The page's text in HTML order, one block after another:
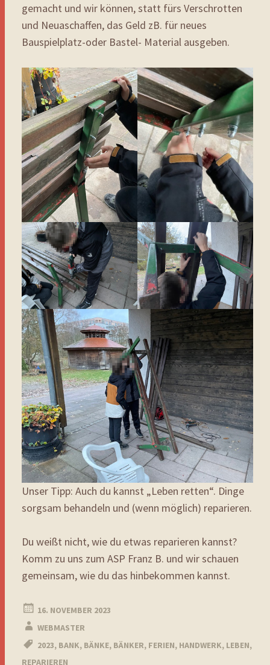
gemacht und wir können, statt fürs Verschrotten
und Neuaschaffen, das Geld zB. für neues
Bauspielplatz-oder Bastel- Material ausgeben.
Unser Tipp: Auch du kannst „Leben retten“. Dinge
sorgsam behandeln und (wenn möglich) reparieren.
Du weißt nicht, wie du etwas reparieren kannst?
Komm zu uns zum ASP Franz B. und wir schauen
gemeinsam, wie du das hinbekommen kannst.
16. NOVEMBER 2023
WEBMASTER
2023, BANK, BÄNKE, BÄNKER, FERIEN, HANDWERK, LEBEN,
REPARIEREN